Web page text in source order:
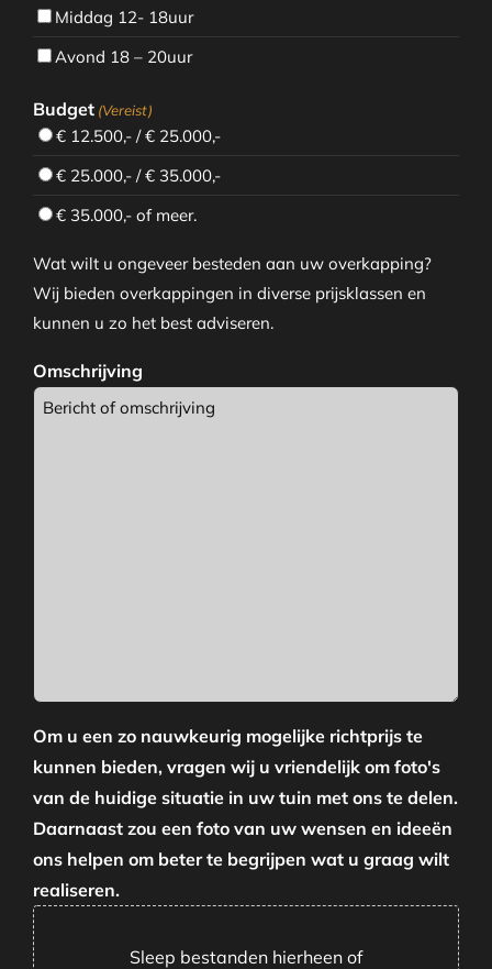
Middag 12- 18uur
Avond 18 – 20uur
Budget (Vereist)
€ 12.500,- / € 25.000,-
€ 25.000,- / € 35.000,-
€ 35.000,- of meer.
Wat wilt u ongeveer besteden aan uw overkapping?
Wij bieden overkappingen in diverse prijsklassen en
kunnen u zo het best adviseren.
Omschrijving
Om u een zo nauwkeurig mogelijke richtprijs te
kunnen bieden, vragen wij u vriendelijk om foto's
van de huidige situatie in uw tuin met ons te delen.
Daarnaast zou een foto van uw wensen en ideeën
ons helpen om beter te begrijpen wat u graag wilt
realiseren.
Sleep bestanden hierheen of